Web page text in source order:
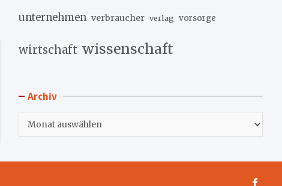
unternehmen verbraucher verlag vorsorge
wirtschaft wissenschaft
Archiv